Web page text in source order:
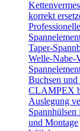
korrekt
Taper-
Welle-Nabe-
Buchsen und
CLAMPEX
Auslegung
und Montage